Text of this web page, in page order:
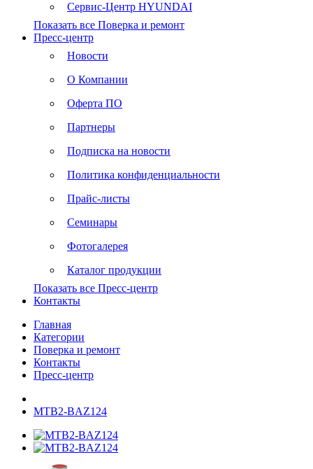
Сервис-Центр HYUNDAI
Показать все Поверка и ремонт
Пресс-центр
Новости
О Компании
Оферта ПО
Партнеры
Подписка на новости
Политика конфиденциальности
Прайс-листы
Семинары
Фотогалерея
Каталог продукции
Показать все Пресс-центр
Контакты
Главная
Категории
Поверка и ремонт
Контакты
Пресс-центр
MTB2-BAZ124